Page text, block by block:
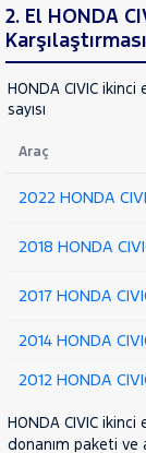
LANCIA
MAN
MERCEDES-
BENZ
MOTORSIKLET
PEUGEOT
SSANGYONG
2. El HONDA
Karşılaştırması
HONDA CIVIC
sayısı
Araç
2022 HONDA
2018 HONDA
2017 HONDA
2014 HONDA
2012 HONDA
HONDA CIVIC
donanım paketi ve